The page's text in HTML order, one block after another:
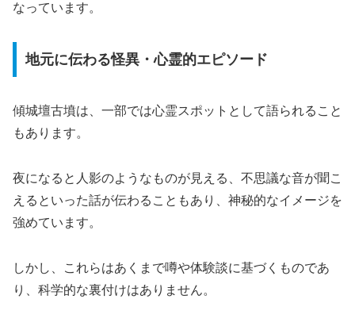
なっています。
地元に伝わる怪異・心霊的エピソード
傾城壇古墳は、一部では心霊スポットとして語られること
もあります。
夜になると人影のようなものが見える、不思議な音が聞こ
えるといった話が伝わることもあり、神秘的なイメージを
強めています。
しかし、これらはあくまで噂や体験談に基づくものであ
り、科学的な裏付けはありません。